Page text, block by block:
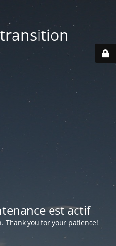
est actif
Thank you for your patience!